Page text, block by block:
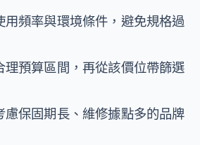
頻率與環境條件，避免規格過
預算區間，再從該價位帶篩選
保固期長、維修據點多的品牌